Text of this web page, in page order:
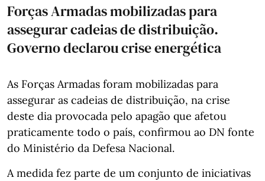
Forças Armadas mobilizadas para
assegurar cadeias de distribuição.
Governo declarou crise energética
As Forças Armadas foram mobilizadas para
assegurar as cadeias de distribuição, na crise
deste dia provocada pelo apagão que afetou
praticamente todo o país, confirmou ao DN fonte
do Ministério da Defesa Nacional.
A medida fez parte de um conjunto de iniciativas